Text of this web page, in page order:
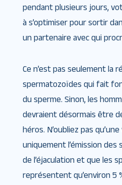
pendant plusieurs jours,
à s’optimiser pour sortir
un partenaire avec qui
Ce n’est pas seulement la
spermatozoïdes qui fait
du sperme. Sinon, les
devraient désormais être
héros. N’oubliez pas
uniquement l’émission
de l’éjaculation et que les
représentent qu’environ 5